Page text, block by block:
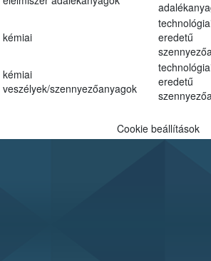
kémiai
eredetű
kémiai
veszélyek/szennyezőanyagok
eredetű
Cookie beállítások